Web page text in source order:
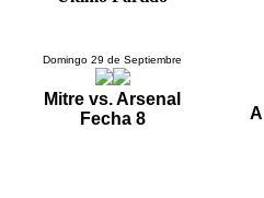
Domingo 29 de Septiembre
Mitre vs. Arsenal
Fecha 8